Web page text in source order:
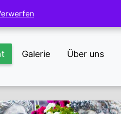
Galerie Über uns